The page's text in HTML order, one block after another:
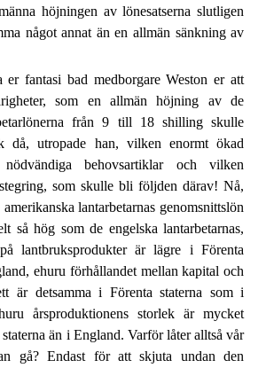
höjningen av lönesatserna slutligen
något annat än en allmän sänkning av
er fantasi bad medborgare Weston er att
som en allmän höjning av de
från 9 till 18 shilling skulle
då, utropade han, vilken enormt ökad
behovsartiklar och vilken
som skulle bli följden därav! Nå,
lantarbetarnas genomsnittslön
så hög som de engelska lantarbetarnas,
lantbruksprodukter är lägre i Förenta
ehuru förhållandet mellan kapital och
är detsamma i Förenta staterna som i
årsproduktionens storlek är mycket
än i England. Varför låter alltså vår
gå? Endast för att skjuta undan den